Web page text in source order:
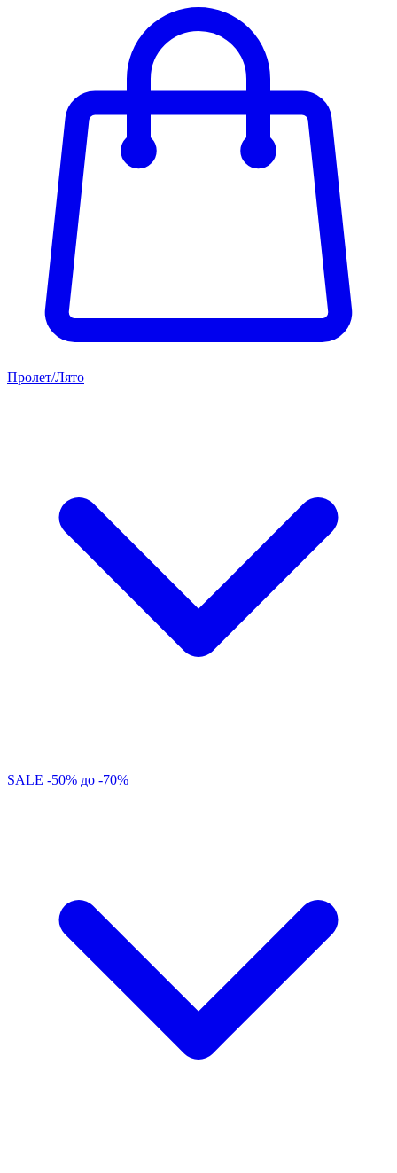
Пролет/Лято
SALE -50% до -70%